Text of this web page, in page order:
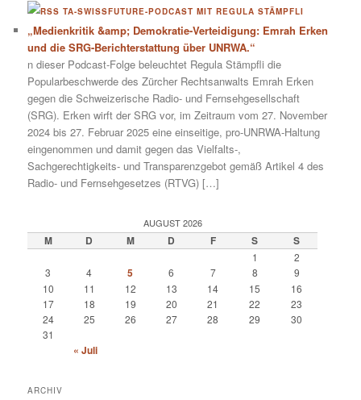
TA-SWISSFUTURE-PODCAST MIT REGULA STÄMPFLI
„Medienkritik &amp; Demokratie-Verteidigung: Emrah Erken
und die SRG-Berichterstattung über UNRWA.“
n dieser Podcast-Folge beleuchtet Regula Stämpfli die
Popularbeschwerde des Zürcher Rechtsanwalts Emrah Erken
gegen die Schweizerische Radio- und Fernsehgesellschaft
(SRG). Erken wirft der SRG vor, im Zeitraum vom 27. November
2024 bis 27. Februar 2025 eine einseitige, pro-UNRWA-Haltung
eingenommen und damit gegen das Vielfalts-,
Sachgerechtigkeits- und Transparenzgebot gemäß Artikel 4 des
Radio- und Fernsehgesetzes (RTVG) […]
AUGUST 2026
M D M D F S S
1
2
3
4 5 6 7 8
9
10
11 12 13 14 15
16
17
18 19 20 21 22
23
24
25 26 27 28 29
30
31
« Juli
ARCHIV